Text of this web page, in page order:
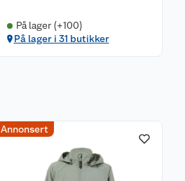
På lager (+100)
På lager i 31 butikker
Annonsert